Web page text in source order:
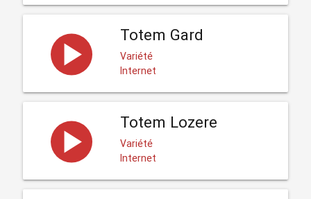
Totem Gard
Variété
Internet
Totem Lozere
Variété
Internet